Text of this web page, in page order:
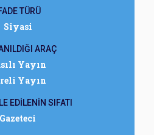
TÜRÜ
Siyasi
ARAÇ
Yayın
Yayın
EDİLENİN SIFATI
Gazeteci